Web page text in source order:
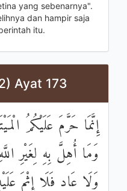
yang sebenarnya".
dan hampir saja
itu.
Ayat 173
إِنَّمَا حَرَّمَ عَلَيْكُمُ
وَمَا أُهِلَّ بِهِ لِغَيْرِ
وَلَا عَادٍ فَلَا إِثْمَ